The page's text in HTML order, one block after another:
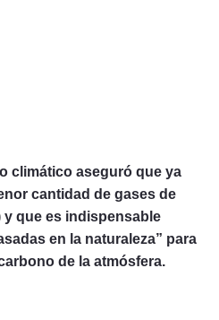
climático aseguró que ya
cantidad de gases de
y que es indispensable
en la naturaleza” para
de la atmósfera.